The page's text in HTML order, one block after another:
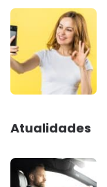
Atualidades